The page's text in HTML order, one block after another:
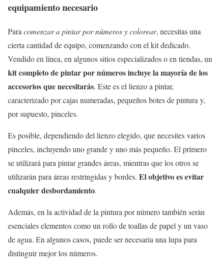
equipamiento necesario
Para comenzar a pintar por números y colorear, necesitas una
cierta cantidad de equipo, comenzando con el kit dedicado.
Vendido en línea, en algunos sitios especializados o en tiendas, un
kit completo de pintar por números incluye la mayoría de los
accesorios que necesitarás. Este es el lienzo a pintar,
caracterizado por cajas numeradas, pequeños botes de pintura y,
por supuesto, pinceles.
Es posible, dependiendo del lienzo elegido, que necesites varios
pinceles, incluyendo uno grande y uno más pequeño. El primero
se utilizará para pintar grandes áreas, mientras que los otros se
utilizarán para áreas restringidas y bordes. El objetivo es evitar
cualquier desbordamiento.
Además, en la actividad de la pintura por número también serán
esenciales elementos como un rollo de toallas de papel y un vaso
de agua. En algunos casos, puede ser necesaria una lupa para
distinguir mejor los números.